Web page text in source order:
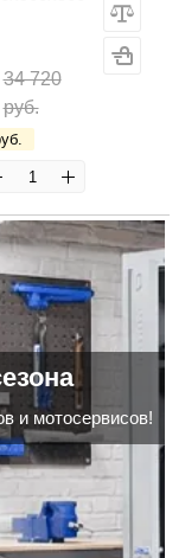
34 720
руб.
и мотосервисов!